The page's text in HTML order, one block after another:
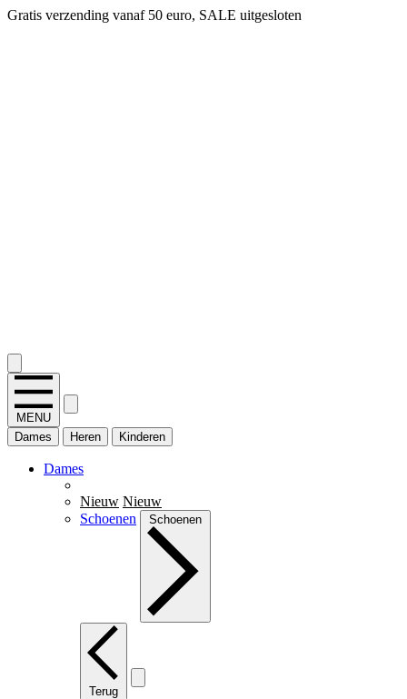
Gratis verzending vanaf 50 euro, SALE uitgesloten
MENU
Dames
Heren Kinderen
Dames
Nieuw Nieuw
Schoenen
Schoenen
Terug